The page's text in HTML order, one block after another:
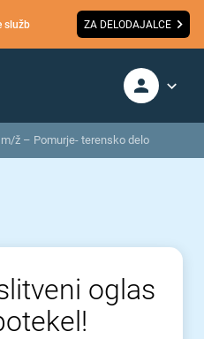
služb ZA DELODAJALCE
ž – Pomurje- terensko delo
oglas